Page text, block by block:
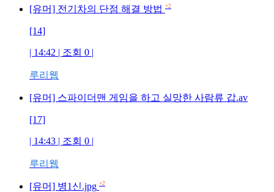
[유머] 전기차의 단점 해결 방법 +2
[14]
| 14:42 | 조회 0 |
루리웹
[유머] 스파이더맨 게임을 하고 실망한 사람류 갑.av
[17]
| 14:43 | 조회 0 |
루리웹
[유머] 병1신.jpg +2